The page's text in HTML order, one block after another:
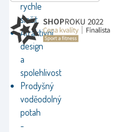
rychle
složit
Atraktivní
design
a
spolehlivost
Prodyšný
voděodolný
potah
-